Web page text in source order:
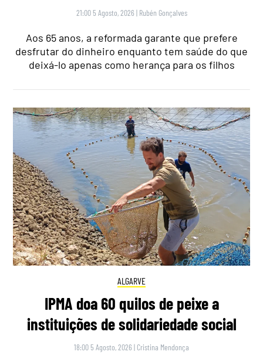
21:00 5 Agosto, 2026 | Rubén Gonçalves
Aos 65 anos, a reformada garante que prefere
desfrutar do dinheiro enquanto tem saúde do que
deixá-lo apenas como herança para os filhos
ALGARVE
IPMA doa 60 quilos de peixe a
instituições de solidariedade social
18:00 5 Agosto, 2026 | Cristina Mendonça